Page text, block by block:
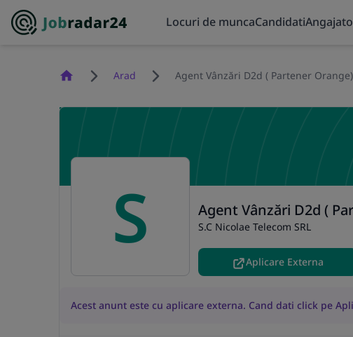
Locuri de muncaCandidati
HomepageArad Agent Vânzări D2d ( Partener Orange)
S Agent Vânzări D2d (
S.C Nicolae Telecom SRL
Aplicare Externa
Acest anunt este cu aplicare externa. Cand dati click pe